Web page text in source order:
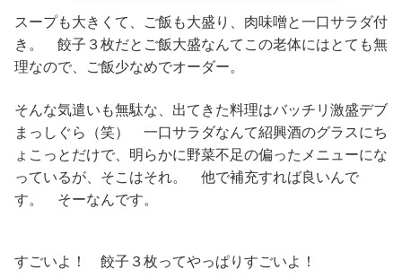
スープも大きくて、ご飯も大盛り、肉味噌と一口サラダ付
き。 餃子３枚だとご飯大盛なんてこの老体にはとても無
理なので、ご飯少なめでオーダー。
そんな気遣いも無駄な、出てきた料理はバッチリ激盛デブ
まっしぐら（笑） 一口サラダなんて紹興酒のグラスにち
ょこっとだけで、明らかに野菜不足の偏ったメニューにな
っているが、そこはそれ。 他で補充すれば良いんで
す。 そーなんです。
すごいよ！ 餃子３枚ってやっぱりすごいよ！